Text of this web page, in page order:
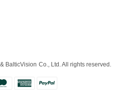
BalticVision Co., Ltd. All rights reserved.